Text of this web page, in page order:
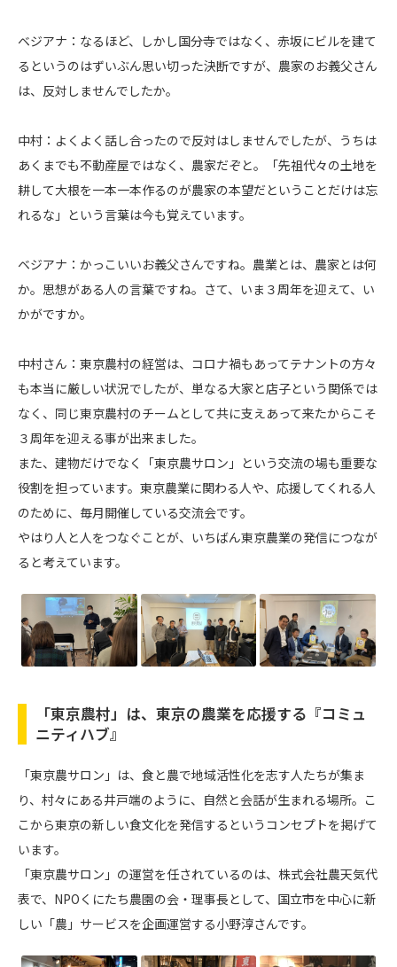
ベジアナ：なるほど、しかし国分寺ではなく、赤坂にビルを建て
るというのはずいぶん思い切った決断ですが、農家のお義父さん
は、反対しませんでしたか。
中村：よくよく話し合ったので反対はしませんでしたが、うちは
あくまでも不動産屋ではなく、農家だぞと。「先祖代々の土地を
耕して大根を一本一本作るのが農家の本望だということだけは忘
れるな」という言葉は今も覚えています。
ベジアナ：かっこいいお義父さんですね。農業とは、農家とは何
か。思想がある人の言葉ですね。さて、いま３周年を迎えて、い
かがですか。
中村さん：東京農村の経営は、コロナ禍もあってテナントの方々
も本当に厳しい状況でしたが、単なる大家と店子という関係では
なく、同じ東京農村のチームとして共に支えあって来たからこそ
３周年を迎える事が出来ました。
また、建物だけでなく「東京農サロン」という交流の場も重要な
役割を担っています。東京農業に関わる人や、応援してくれる人
のために、毎月開催している交流会です。
やはり人と人をつなぐことが、いちばん東京農業の発信につなが
ると考えています。
「東京農村」は、東京の農業を応援する『コミュ
ニティハブ』
「東京農サロン」は、食と農で地域活性化を志す人たちが集ま
り、村々にある井戸端のように、自然と会話が生まれる場所。こ
こから東京の新しい食文化を発信するというコンセプトを掲げて
います。
「東京農サロン」の運営を任されているのは、株式会社農天気代
表で、NPOくにたち農園の会・理事長として、国立市を中心に新
しい「農」サービスを企画運営する小野淳さんです。